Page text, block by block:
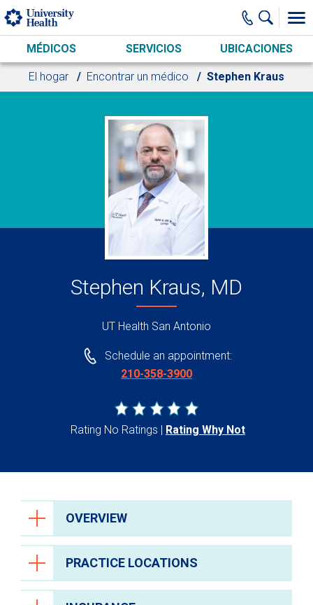
Skip to main content
MÉDICOS SERVICIOS UBICACIONES
El hogar Encontrar un médico Stephen Kraus
Stephen Kraus, MD
UT Health San Antonio
Schedule an appointment:
210-358-3900
Rating No Ratings Rating Why Not
OVERVIEW
PRACTICE LOCATIONS